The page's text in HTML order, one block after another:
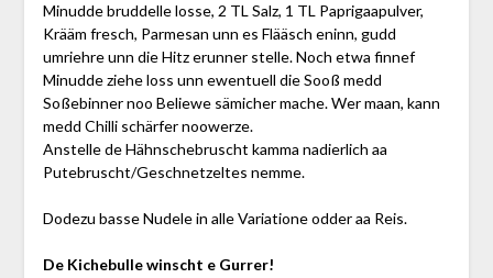
Minudde bruddelle losse, 2 TL Salz, 1 TL Paprigaapulver,
Krääm fresch, Parmesan unn es Flääsch eninn, gudd
umriehre unn die Hitz erunner stelle. Noch etwa finnef
Minudde ziehe loss unn ewentuell die Sooß medd
Soßebinner noo Beliewe sämicher mache. Wer maan, kann
medd Chilli schärfer noowerze.
Anstelle de Hähnschebruscht kamma nadierlich aa
Putebruscht/Geschnetzeltes nemme.
Dodezu basse Nudele in alle Variatione odder aa Reis.
De Kichebulle winscht e Gurrer!